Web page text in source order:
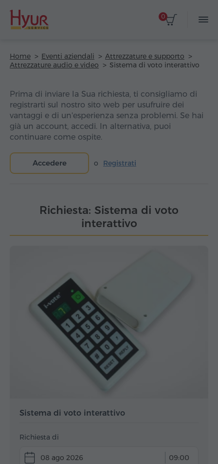
0
Home Eventi aziendali
Attrezzature e supporto
Attrezzature audio e video
Sistema di voto interattivo
Prima di inviare la Sua richiesta, ti consigliamo di
registrarti sul nostro sito web per usufruire dei
vantaggi e di un'esperienza senza problemi. Se hai
già un account, accedi. In alternativa, puoi
continuare come ospite.
Accedere o Registrati
Richiesta: Sistema di voto
interattivo
Sistema di voto interattivo
Richiesta di
08 ago 2026 09:00